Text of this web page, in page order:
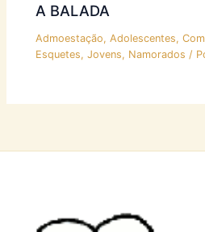
A BALADA
Admoestação,Adolescentes,
Esquetes,Jovens, Namorados /